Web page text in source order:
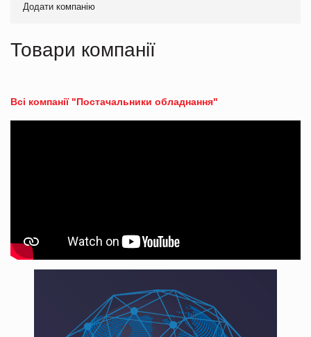
Додати компанію
Товари компанії
Всі компанії "Постачальники обладнання"